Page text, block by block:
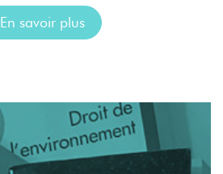
En savoir plus